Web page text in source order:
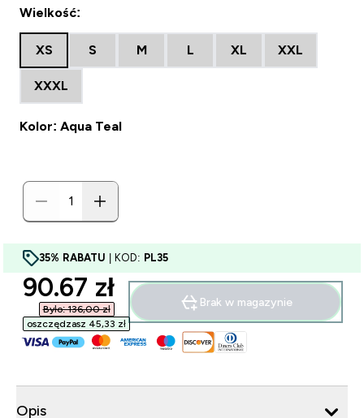
Wielkość:
XS S M L XL XXL
XXXL
Kolor: Aqua Teal
35% RABATU | KOD: PL35
discounted price
90.67 zł‎
Było: 136,00 zł‎
oszczędzasz 45,33 zł‎
Brak w magazynie
Opis